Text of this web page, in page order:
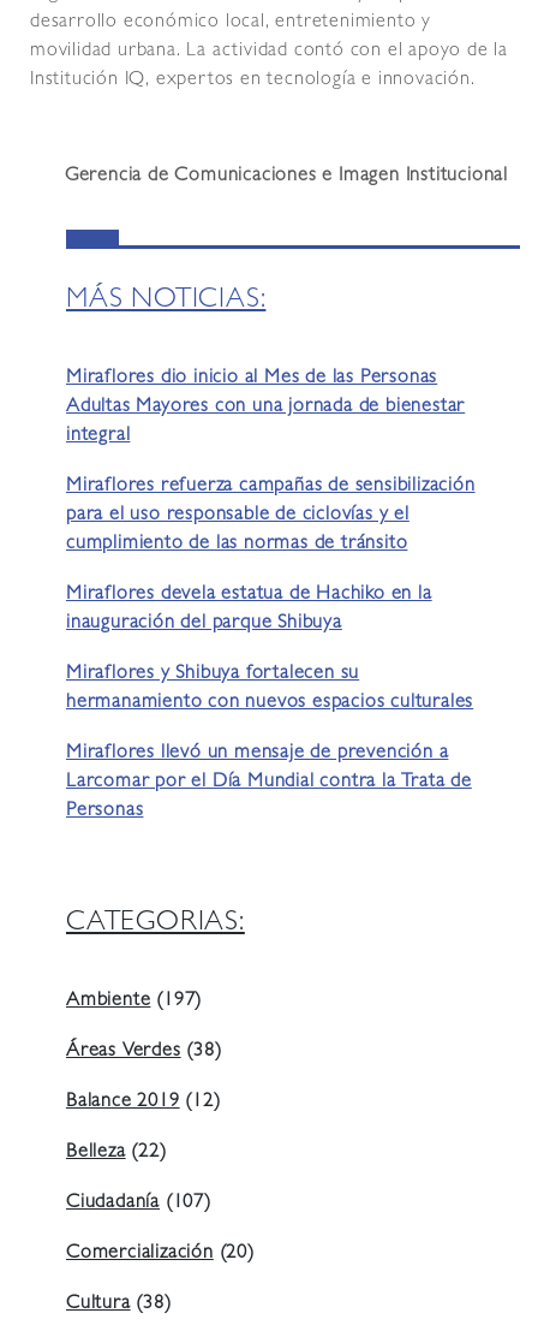
desarrollo económico local, entretenimiento y
movilidad urbana. La actividad contó con el apoyo de la
Institución IQ, expertos en tecnología e innovación.
Gerencia de Comunicaciones e Imagen Institucional
MÁS NOTICIAS:
Miraflores dio inicio al Mes de las Personas
Adultas Mayores con una jornada de bienestar
integral
Miraflores refuerza campañas de sensibilización
para el uso responsable de ciclovías y el
cumplimiento de las normas de tránsito
Miraflores devela estatua de Hachiko en la
inauguración del parque Shibuya
Miraflores y Shibuya fortalecen su
hermanamiento con nuevos espacios culturales
Miraflores llevó un mensaje de prevención a
Larcomar por el Día Mundial contra la Trata de
Personas
CATEGORIAS:
Ambiente (197)
Áreas Verdes (38)
Balance 2019 (12)
Belleza(22)
Ciudadanía (107)
Comercialización (20)
Cultura(38)